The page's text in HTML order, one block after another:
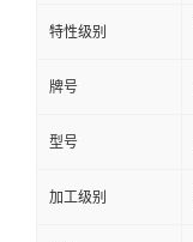
特性级别
牌号
型号
加工级别